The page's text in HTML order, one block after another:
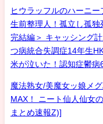
ヒウラッフルのハーニー
生前整理人！孤立し孤
完結編＞ キャッシング
つ病統合失調症14年生
米が泣いた！認知症鬱
魔法熟女/美魔女ッ娘メ
MAX！ ニート仙人仙女
まとめ速報Z)]